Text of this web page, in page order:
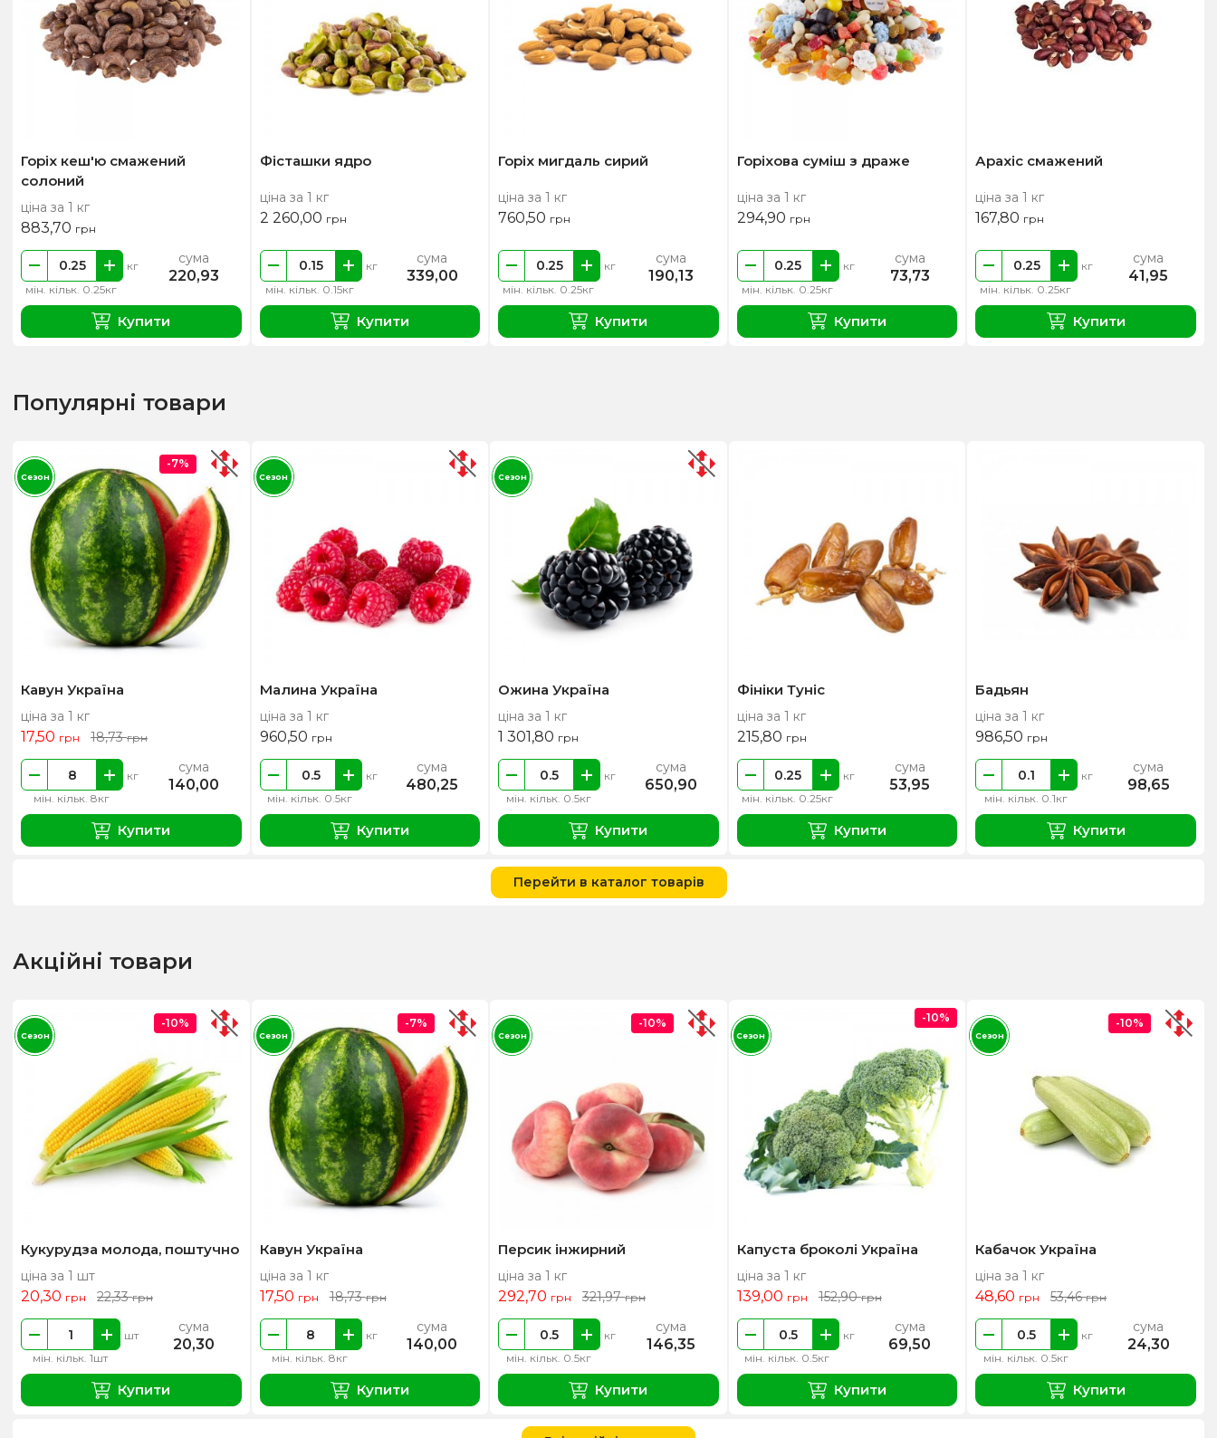
Горіх кеш'ю смажений
солоний
ціна за 1 кг
883,70 грн
мін. кільк. 0.25кг
кг сума
220,93
Купити
Фісташки ядро
ціна за 1 кг
2 260,00 грн
мін. кільк. 0.15кг
кг сума
339,00
Купити
Горіх мигдаль сирий
ціна за 1 кг
760,50 грн
мін. кільк. 0.25кг
кг сума
190,13
Купити
Горіхова суміш з драже
ціна за 1 кг
294,90 грн
мін. кільк. 0.25кг
кг сума
73,73
Купити
Арахіс смажений
ціна за 1 кг
167,80 грн
мін. кільк. 0.25кг
кг сума
41,95
Купити
Популярні товари
Кавун Україна
ціна за 1 кг
17,50 грн 18,73грн
мін. кільк. 8кг
кг сума
140,00
Купити
-7%
Сезон
Малина Україна
ціна за 1 кг
960,50 грн
мін. кільк. 0.5кг
кг сума
480,25
Купити
Сезон
Ожина Україна
ціна за 1 кг
1 301,80 грн
мін. кільк. 0.5кг
кг сума
650,90
Купити
Сезон
Фініки Туніс
ціна за 1 кг
215,80 грн
мін. кільк. 0.25кг
кг сума
53,95
Купити
Бадьян
ціна за 1 кг
986,50 грн
мін. кільк. 0.1кг
кг сума
98,65
Купити
Перейти в каталог товарів
Акційні товари
Кукурудза молода, поштучно
ціна за 1 шт
20,30 грн 22,33грн
мін. кільк. 1шт
шт сума
20,30
Купити
-10%
Сезон
Кавун Україна
ціна за 1 кг
17,50 грн 18,73грн
мін. кільк. 8кг
кг сума
140,00
Купити
-7%
Сезон
Персик інжирний
ціна за 1 кг
292,70 грн 321,97грн
мін. кільк. 0.5кг
кг сума
146,35
Купити
-10%
Сезон
Капуста броколі Україна
ціна за 1 кг
139,00 грн 152,90грн
мін. кільк. 0.5кг
кг сума
69,50
Купити
-10%
Сезон
Кабачок Україна
ціна за 1 кг
48,60 грн 53,46грн
мін. кільк. 0.5кг
кг сума
24,30
Купити
-10%
Сезон